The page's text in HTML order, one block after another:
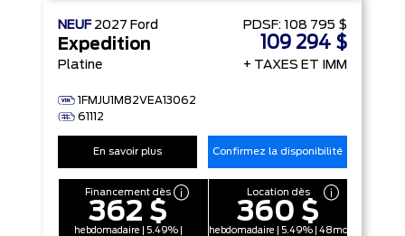
NEUF 2027 Ford
Expedition
Platine
1FMJU1M82VEA13062
61112
PDSF: 108 795 $
109 294 $
+ TAXES ET IMM
En savoir plus Confirmez la disponibilité
Financement dès
362 $
hebdomadaire | 5.49% |
Location dès
360 $
hebdomadaire | 5.49% | 48mo